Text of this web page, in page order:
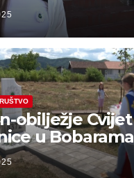
obilježje Cvijet
u Bobarama